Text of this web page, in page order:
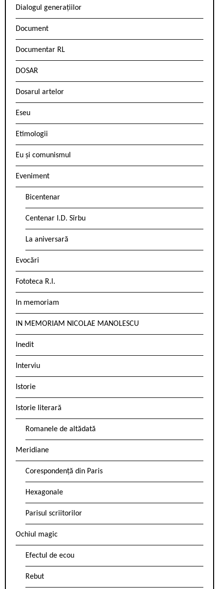
Dialogul generațiilor
Document
Documentar RL
DOSAR
Dosarul artelor
Eseu
Etimologii
Eu și comunismul
Eveniment
Bicentenar
Centenar I.D. Sîrbu
La aniversară
Evocări
Fototeca R.l.
In memoriam
IN MEMORIAM NICOLAE MANOLESCU
Inedit
Interviu
Istorie
Istorie literară
Romanele de altădată
Meridiane
Corespondență din Paris
Hexagonale
Parisul scriitorilor
Ochiul magic
Efectul de ecou
Rebut